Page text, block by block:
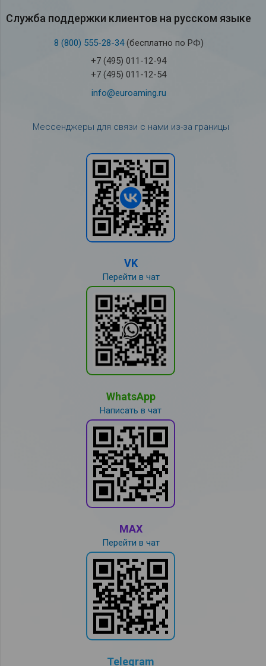
Служба под­держки кли­ен­тов на рус­ском языке
8 (800) 555-28-34(бесплатно по РФ)
+7 (495) 011-12-94
+7 (495) 011-12-54
info@euroaming.ru
Мессенджеры для связи с нами из-за границы
VK
Перейти в чат
WhatsApp
Написать в чат
MAX
Перейти в чат
Telegram